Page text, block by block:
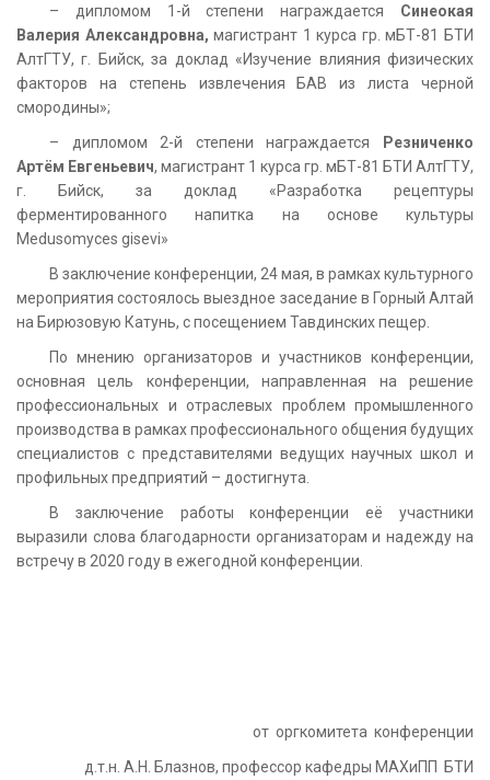
– дипломом 1-й степени награждается Синеокая
Валерия Александровна,магистрант 1 курса гр. мБТ-81 БТИ
АлтГТУ, г. Бийск, за доклад «Изучение влияния физических
факторов на степень извлечения БАВ из листа черной
смородины»;
– дипломом 2-й степени награждается
Резниченко
Артём Евгеньевич, магистрант 1 курса гр. мБТ-81 БТИ АлтГТУ,
г. Бийск, за доклад «Разработка рецептуры
ферментированного напитка на основе культуры
Medusomyces gisevi»
В заключение конференции, 24 мая, в рамках культурного
мероприятия состоялось выездное заседание в Горный Алтай
на Бирюзовую Катунь, с посещением Тавдинских пещер.
По мнению организаторов и участников конференции,
основная цель конференции, направленная на решение
профессиональных и отраслевых проблем промышленного
производства в рамках профессионального общения будущих
специалистов с представителями ведущих научных школ и
профильных предприятий – достигнута.
В заключение работы конференции её участники
выразили слова благодарности организаторам и надежду на
встречу в 2020 году в ежегодной конференции.
от оргкомитета конференции
д.т.н. А.Н. Блазнов, профессор кафедры МАХиПП БТИ